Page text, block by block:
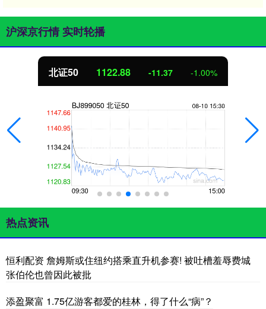
沪深京行情 实时轮播
北证50 1122.88 -11.37 -1.00%
热点资讯
恒利配资 詹姆斯或住纽约搭乘直升机参赛! 被吐槽羞辱费城
张伯伦也曾因此被批
添盈聚富 1.75亿游客都爱的桂林，得了什么“病”？